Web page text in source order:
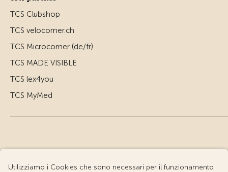
TCS Clubshop
TCS velocorner.ch
TCS Microcorner (de/fr)
TCS MADE VISIBLE
TCS lex4you
TCS MyMed